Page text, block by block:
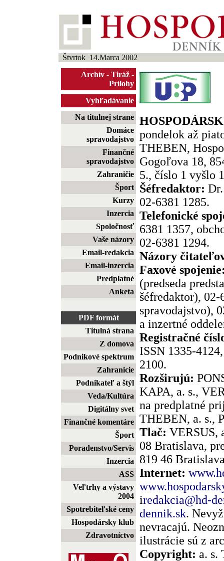
Štvrtok 14.Marca 2002
Archív - Tiráž -
Prílohy
Vyhľadávanie
Na titulnej strane
Domáce
spravodajstvo
Finančné
spravodajstvo
Zahraničie
Šport
Kurzy
Inzercia
Spoločnosť
Vaše názory
Email-redakcia
Email-inzercia
Predplatné
Anketa
PDF formát
Titulná strana
Z domova
Podnikové spektrum
Zahranicie
Podnikateľ a štýl
Veda/Kultúra
Digitálny svet
Finančné komentáre
Šport
Poradenstvo/Servis
Inzercia
ASS
Veľtrhy a výstavy
2004
Spotrebiteľské ceny
Hospodársky klub
Zdravotníctvo
pondelok až
THEBEN,
Gogoľova 18,
5., číslo 1 vyšlo
Šéfredaktor:
02-6381 1285.
Telefonické
6381 1357,
02-6381 1294.
Názory
Faxové
(predseda
šéfredaktor),
spravodajstvo),
a inzertné
Registračné
ISSN 1335-
2100.
Rozširujú:
KAPA, a. s.,
na predplatné
THEBEN, a. s.,
Tlač: VERSUS,
08 Bratislava,
819 46
Internet:
iredakcia@hd-
dennik.sk.
nevracajú.
ilustrácie sú z
Copyright: a. s.